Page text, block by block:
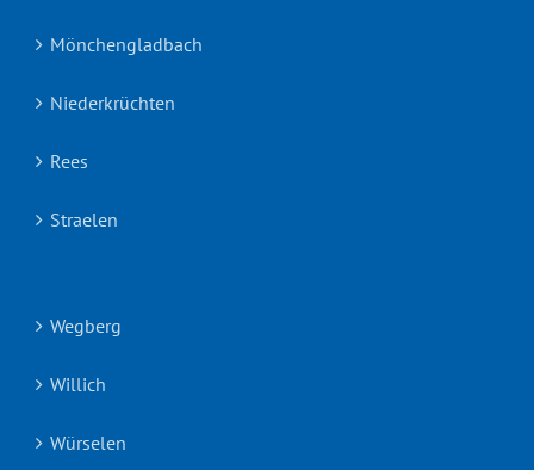
Mönchengladbach
Niederkrüchten
Rees
Straelen
Wegberg
Willich
Würselen